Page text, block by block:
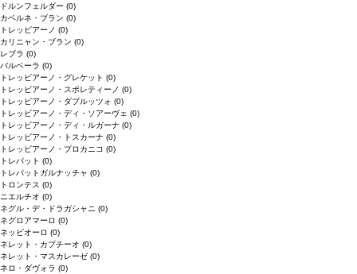
ドルンフェルダー (0)
カベルネ・ブラン (0)
トレッビアーノ (0)
カリニャン・ブラン (0)
レブラ (0)
バルベーラ (0)
トレッビアーノ・グレケット (0)
トレッビアーノ・スポレティーノ (0)
トレッビアーノ・ダブルッツォ (0)
トレッビアーノ・ディ・ソアーヴェ (0)
トレッビアーノ・ディ・ルガーナ (0)
トレッビアーノ・トスカーナ (0)
トレッビアーノ・プロカニコ (0)
トレパット (0)
トレパットガルナッチャ (0)
トロンテス (0)
ニエルチオ (0)
ネグル・デ・ドラガシャニ (0)
ネグロアマーロ (0)
ネッビオーロ (0)
ネレット・カプチーオ (0)
ネレット・マスカレーゼ (0)
ネロ・ダヴォラ (0)